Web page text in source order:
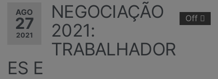
AGO
27
2021
Off
NEGOCIAÇÃO
2021:
TRABALHADOR
ES E